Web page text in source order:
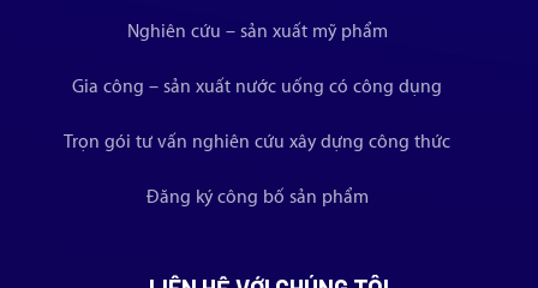
Nghiên cứu – sản xuất mỹ phẩm
Gia công – sản xuất nước uống có công dụng
Trọn gói tư vấn nghiên cứu xây dựng công thức
Đăng ký công bố sản phẩm